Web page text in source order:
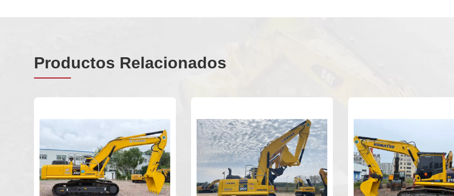
Productos Relacionados